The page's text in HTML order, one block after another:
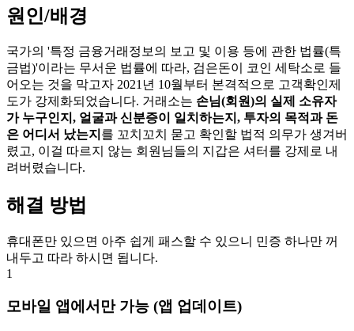
원인/배경
국가의 '특정 금융거래정보의 보고 및 이용 등에 관한 법률(특
금법)'이라는 무서운 법률에 따라, 검은돈이 코인 세탁소로 들
어오는 것을 막고자 2021년 10월부터 본격적으로 고객확인제
도가 강제화되었습니다. 거래소는 손님(회원)의 실제 소유자
가 누구인지, 얼굴과 신분증이 일치하는지, 투자의 목적과 돈
은 어디서 났는지 를 꼬치꼬치 묻고 확인할 법적 의무가 생겨버
렸고, 이걸 따르지 않는 회원님들의 지갑은 셔터를 강제로 내
려버렸습니다.
해결 방법
휴대폰만 있으면 아주 쉽게 패스할 수 있으니 민증 하나만 꺼
내두고 따라 하시면 됩니다.
1
모바일 앱에서만 가능 (앱 업데이트)